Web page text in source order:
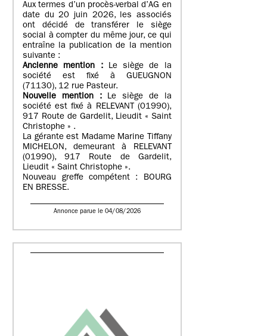
Aux termes d’un procès-verbal d’AG en
date du 20 juin 2026, les associés
ont décidé de transférer le siège
social à compter du même jour, ce qui
entraîne la publication de la mention
suivante :
Ancienne mention : Le siège de la
société est fixé à GUEUGNON
(71130), 12 rue Pasteur.
Nouvelle mention : Le siège de la
société est fixé à RELEVANT (01990),
917 Route de Gardelit, Lieudit « Saint
Christophe » .
La gérante est Madame Marine Tiffany
MICHELON, demeurant à RELEVANT
(01990), 917 Route de Gardelit,
Lieudit « Saint Christophe ».
Nouveau greffe compétent : BOURG
EN BRESSE.
Annonce parue le 04/08/2026